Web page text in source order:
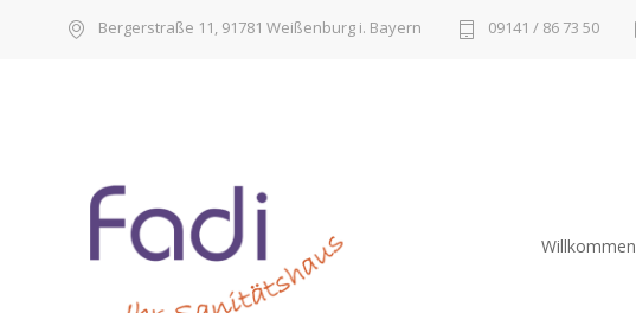
Bergerstraße 11, 91781 Weißenburg i. Bayern 09141 / 86 73 50
Willkommen